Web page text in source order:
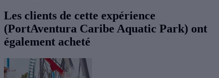
Les clients de cette expérience
(PortAventura Caribe Aquatic Park) ont
également acheté